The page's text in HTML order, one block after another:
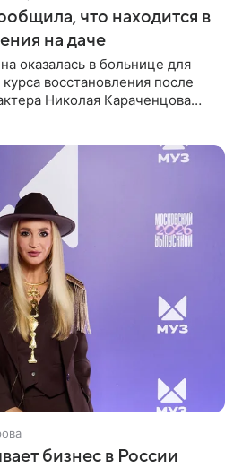
что находится в
на даче
оказалась в больнице для
восстановления после
Николая Караченцова
бизнес в России